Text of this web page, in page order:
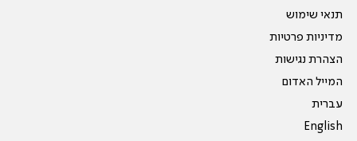
תנאי שימוש
מדיניות פרטיות
הצהרת נגישות
המייל האדום
עברית
English